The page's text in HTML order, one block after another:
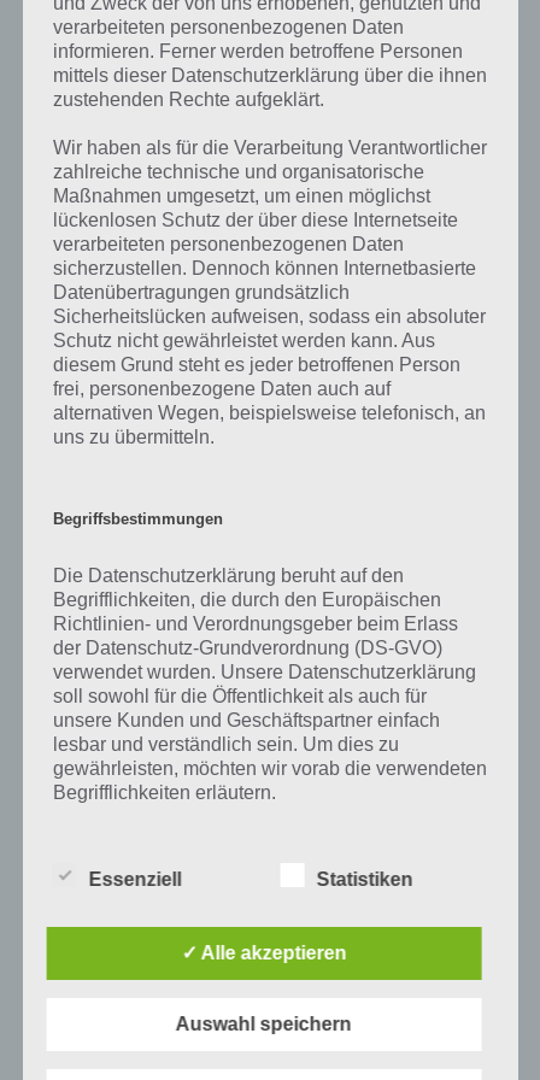
Wenn die Lösung, die wir dir oben Länder, die bekannt für Wein sind
vorgestellt haben, nicht mehr aktuell sein sollte oder ein Wort in der
Lösung von 94 Prozent fehlt, so teile uns die korrekten Lösungen
einfach in den Kommentaren mit. Nur so können wir stets die
aktuellen Antworten auf die zahlreichen Fragen und Sachverhalte in
der App geben. Da die Entwickler die Lösungen immer mal wieder
verändern.
Darum geht es bei 94%
Was ist 94%? In der App 94% musst du auf Basis eines Bildes oder
einer Aussage die Antworten herausfinden, die von anderen Spielern
am häufigsten genannt worden sind. Nur so kannst du das nächste
Level freischalten. Zusammenaddiert ergeben alle Antworten 94
Prozent, wovon die App ihren Namen hat. Entsprechend ist 94
Prozent ein Wort und Rätsel-Spiel. Bereits über 10 Millionen mal
und iTunes App Store.
Auf WhatsApp teilen Teilen auf Facebook
Tweet auf Twitter
Mehr Artikel hier auf Touchportal
verarbeiteten personenbezogenen Daten
informieren. Ferner werden betroffene Personen
mittels dieser Datenschutzerklärung über die ihnen
zustehenden Rechte aufgeklärt.
Wir haben als für die Verarbeitung Verantwortlicher
zahlreiche technische und organisatorische
Maßnahmen umgesetzt, um einen möglichst
lückenlosen Schutz der über diese Internetseite
verarbeiteten personenbezogenen Daten
sicherzustellen. Dennoch können Internetbasierte
Datenübertragungen grundsätzlich
Sicherheitslücken aufweisen, sodass ein absoluter
Schutz nicht gewährleistet werden kann. Aus
diesem Grund steht es jeder betroffenen Person
frei, personenbezogene Daten auch auf
alternativen Wegen, beispielsweise telefonisch, an
uns zu übermitteln.
Begriffsbestimmungen
Die Datenschutzerklärung beruht auf den
Begrifflichkeiten, die durch den Europäischen
Richtlinien- und Verordnungsgeber beim Erlass
der Datenschutz-Grundverordnung (DS-GVO)
verwendet wurden. Unsere Datenschutzerklärung
soll sowohl für die Öffentlichkeit als auch für
unsere Kunden und Geschäftspartner einfach
lesbar und verständlich sein. Um dies zu
gewährleisten, möchten wir vorab die verwendeten
Begrifflichkeiten erläutern.
a) personenbezogene Daten
Informationen, die sich auf eine identifizierte
Essenziell Statistiken
✓ Alle akzeptieren
Auswahl speichern